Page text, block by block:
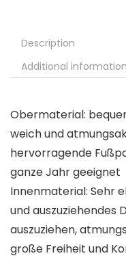
Description
Additional information
Obermaterial:
weich und
hervorragende
ganze Jahr geeignet
Innenmaterial: Sehr
und auszuziehendes
auszuziehen,
große Freiheit und